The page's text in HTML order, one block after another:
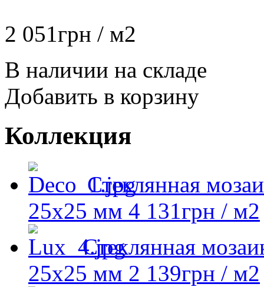
2 051грн / м2
В наличии на складе
Добавить в корзину
Коллекция
Стеклянная
25x25 мм 4 131грн / м2
Стеклянная
25х25 мм 2 139грн / м2